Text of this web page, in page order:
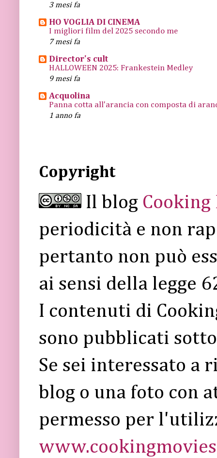
3 mesi fa
HO VOGLIA DI CINEMA
I migliori film del 2025 secondo me
7 mesi fa
Director's cult
HALLOWEEN 2025: Frankestein Medley
9 mesi fa
Acquolina
Panna cotta all'arancia con composta di
1 anno fa
Copyright
Il blog Cooking
periodicità e non
pertanto non può
ai sensi della legge
I contenuti di
sono pubblicati
Se sei interessato a
blog o una foto con
permesso per